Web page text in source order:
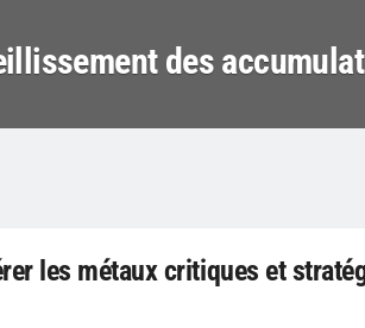
des
les métaux critiques et